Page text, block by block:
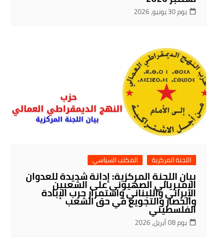
يوم 30 يونيو، 2026
اللجنة المركزية المكتب السياسي
بيان اللجنة المركزية: إدانة شديدة للعدوان
الإمبريالي الصهيوني على الشعبين
الإيراني واللبناني واستمرار حرب الإبادة
والحصار والتجويع في حق الشعب
الفلسطيني
يوم 08 أبريل، 2026